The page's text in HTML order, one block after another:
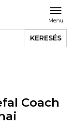
Menu
KERESÉS
Coach